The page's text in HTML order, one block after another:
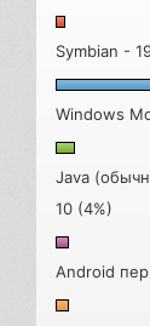
Symbian -
Windows
Java
10 (4%)
Android